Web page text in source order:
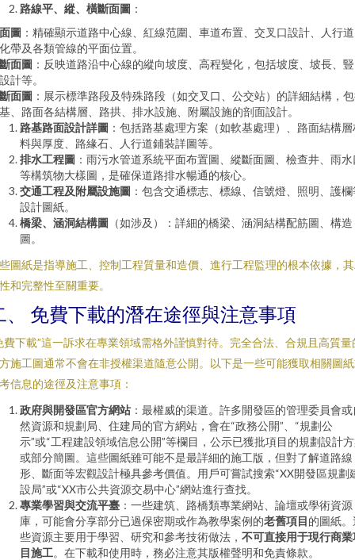
路線平、縱、橫斷面圖 ：
圖 ：精確顯示道路中心線、紅線范圍、車道布置、交叉口設計、人行
帶及各類管線的平面位置。
面圖 ：反映道路沿中心線的縱向坡度、高程變化，包括坡度、坡長、
計等。
面圖 ：展示標準路段及特殊路段（如交叉口、公交站）的詳細結構，
、路面各結構層、路拱、排水設施、附屬設施的剖面設計。
路基路面設計詳圖 ：包括路基處理方案（如軟基處理）、路面結構
料與厚度、路緣石、人行道鋪裝詳圖等。
排水工程圖 ：雨污水管道系統平面布置圖、縱斷面圖、檢查井、雨水
等構筑物大樣圖，是確保道路排水暢通的核心。
交通工程及附屬設施圖 ：包含交通標志、標線、信號燈、照明、護
設計圖紙。
橋梁、涵洞結構圖 （如涉及）：詳細的橋梁、涵洞結構配筋圖、構造
圖。
圖紙是指導施工、控制工程質量和造價、進行工程監理的根本依據，
和完整性至關重要。
、 免費下載的潛在途徑與注意事項
費下載”這一訴求在專業領域需格外謹慎對待。完全合法、合規且高質量
施工圖通常不會在非授權渠道隨意公開。以下是一些可能獲取相關圖
信息的途徑及注意事項：
政府與開發區官方網站 ：最權威的渠道。許多開發區的管理委員會
然資源和規劃局、住建局的官方網站，會在“政務公開”、“規劃公
示”或“工程建設領域信息公開”等欄目，公示已獲批項目的規劃設計
或部分簡圖。這些圖紙雖可能不是最詳細的施工版，但對了解道路線
形、斷面等宏觀設計極具參考價值。用戶可嘗試搜索“XX開發區規劃
設局”或“XX市公共資源交易中心”網站進行查找。
專業學習與交流平臺 ：一些建筑、路橋類專業網站、論壇或學術資源
庫，可能會分享部分已過保密期或作為教學案例的老舊項目的圖紙。
些資源主要用于學習、研究和參考技術做法， 不可直接用于現行商業
目施工。在下載和使用時，務必注意其版權聲明和免責條款。